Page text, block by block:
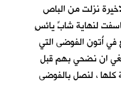
نزلت من الباص
لنهاية شابٍّ يائسٍ
أُتون الفوضى التي
ان نضحي بهم قبل
كلها ، لنصل بالفوضى